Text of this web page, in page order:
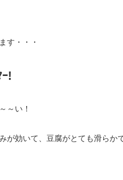
す・・・
!
～い！
が効いて、豆腐がとても滑らか